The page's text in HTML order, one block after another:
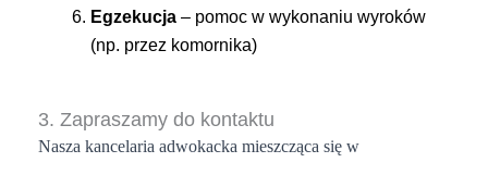
Egzekucja– pomoc w wykonaniu wyroków
(np. przez komornika)
3. Zapraszamy do kontaktu
Nasza kancelaria adwokacka mieszcząca się w